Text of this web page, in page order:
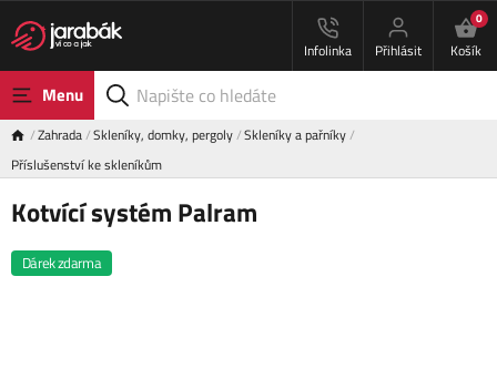
Infolinka Přihlásit
0
Košík
Menu
Zahrada Skleníky, domky, pergoly Skleníky a pařníky
Příslušenství ke skleníkům
Kotvící systém Palram
Dárek zdarma